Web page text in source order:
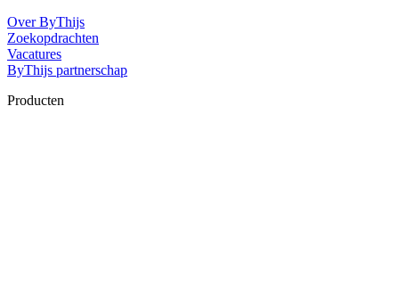
Over ByThijs
Zoekopdrachten
Vacatures
ByThijs partnerschap
Producten